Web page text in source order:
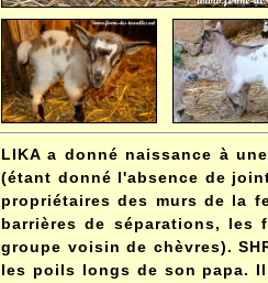
LIKA a donné naissance à
(étant donné l'absence de
propriétaires des murs de la
barrières de séparations, les
groupe voisin de chèvres).
les poils longs de son papa.